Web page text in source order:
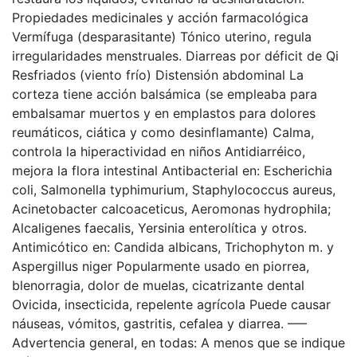
Propiedades medicinales y acción farmacológica
Vermífuga (desparasitante) Tónico uterino, regula
irregularidades menstruales. Diarreas por déficit de Qi
Resfriados (viento frío) Distensión abdominal La
corteza tiene acción balsámica (se empleaba para
embalsamar muertos y en emplastos para dolores
reumáticos, ciática y como desinflamante) Calma,
controla la hiperactividad en niños Antidiarréico,
mejora la flora intestinal Antibacterial en: Escherichia
coli, Salmonella typhimurium, Staphylococcus aureus,
Acinetobacter calcoaceticus, Aeromonas hydrophila;
Alcaligenes faecalis, Yersinia enterolítica y otros.
Antimicótico en: Candida albicans, Trichophyton m. y
Aspergillus niger Popularmente usado en piorrea,
blenorragia, dolor de muelas, cicatrizante dental
Ovicida, insecticida, repelente agrícola Puede causar
náuseas, vómitos, gastritis, cefalea y diarrea. —–
Advertencia general, en todas: A menos que se indique